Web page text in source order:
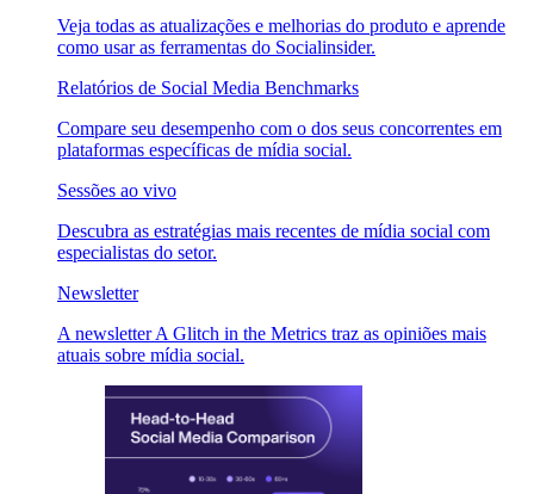
Veja todas as atualizações e melhorias do produto e aprende
como usar as ferramentas do Socialinsider.
Relatórios de Social Media Benchmarks
Compare seu desempenho com o dos seus concorrentes em
plataformas específicas de mídia social.
Sessões ao vivo
Descubra as estratégias mais recentes de mídia social com
especialistas do setor.
Newsletter
A newsletter A Glitch in the Metrics traz as opiniões mais
atuais sobre mídia social.